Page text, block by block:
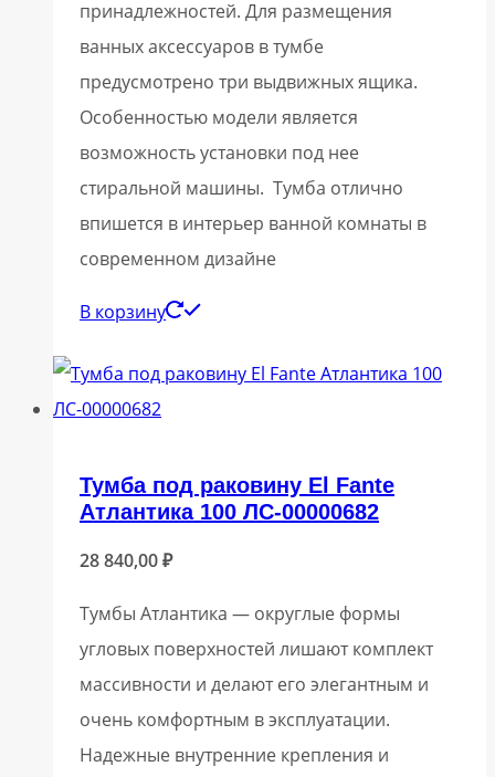
принадлежностей. Для размещения
ванных аксессуаров в тумбе
предусмотрено три выдвижных ящика.
Особенностью модели является
возможность установки под нее
стиральной машины. Тумба отлично
впишется в интерьер ванной комнаты в
современном дизайне
В корзину
Тумба под раковину El Fante
Атлантика 100 ЛС-00000682
28 840,00₽
Тумбы Атлантика — округлые формы
угловых поверхностей лишают комплект
массивности и делают его элегантным и
очень комфортным в эксплуатации.
Надежные внутренние крепления и